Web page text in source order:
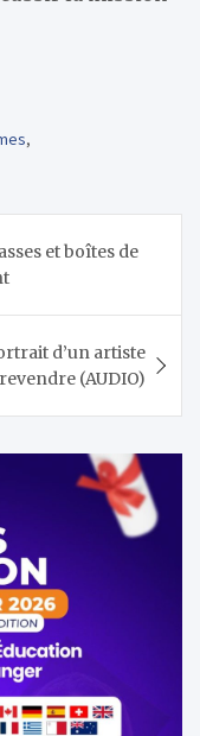
,
et boîtes de
d’un artiste
(AUDIO)